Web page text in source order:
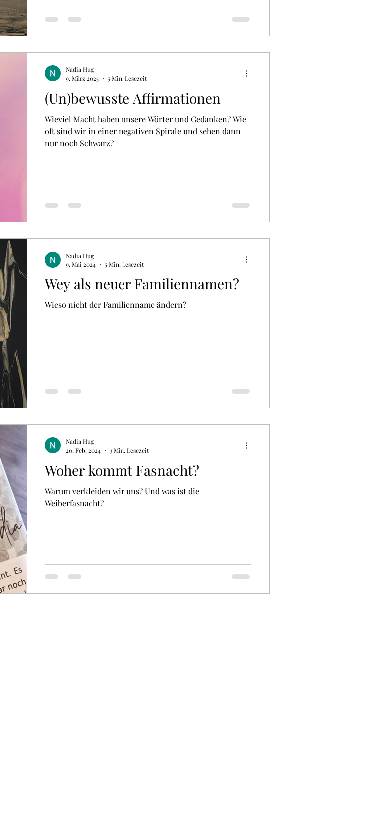
(Un)bewusste Affirmationen
Wieviel Macht haben unsere Wörter und Gedanken? Wie
oft sind wir in einer negativen Spirale und sehen dann
nur noch Schwarz?
Nadia Hug
9. März 2025
5 Min. Lesezeit
Wey als neuer Familiennamen?
Wieso nicht der Familienname ändern?
Nadia Hug
9. Mai 2024
5 Min. Lesezeit
Woher kommt Fasnacht?
Warum verkleiden wir uns? Und was ist die
Weiberfasnacht?
Nadia Hug
20. Feb. 2024
3 Min. Lesezeit